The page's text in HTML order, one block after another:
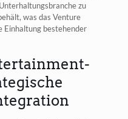
zu
was das Ven­ture
Ein­hal­tung bestehen­der